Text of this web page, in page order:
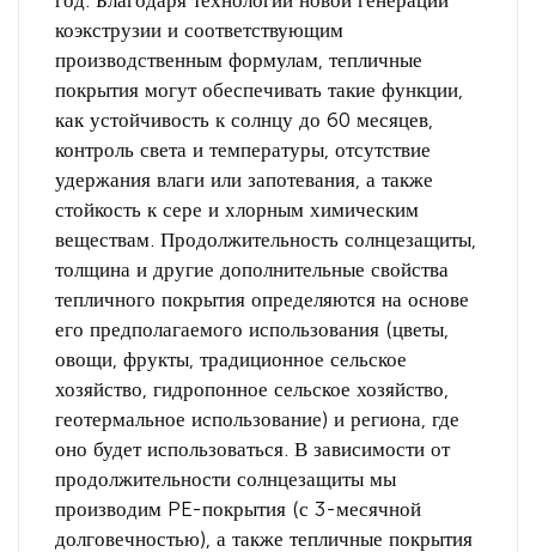
коэкструзии и соответствующим
производственным формулам, тепличные
покрытия могут обеспечивать такие функции,
как устойчивость к солнцу до 60 месяцев,
контроль света и температуры, отсутствие
удержания влаги или запотевания, а также
стойкость к сере и хлорным химическим
веществам. Продолжительность солнцезащиты,
толщина и другие дополнительные свойства
тепличного покрытия определяются на основе
его предполагаемого использования (цветы,
овощи, фрукты, традиционное сельское
хозяйство, гидропонное сельское хозяйство,
геотермальное использование) и региона, где
оно будет использоваться. В зависимости от
продолжительности солнцезащиты мы
производим PE-покрытия (с 3-месячной
долговечностью), а также тепличные покрытия